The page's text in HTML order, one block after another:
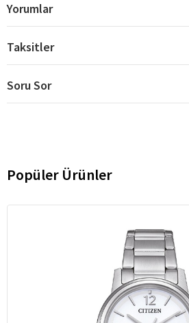
Yorumlar
Taksitler
Soru Sor
Popüler Ürünler